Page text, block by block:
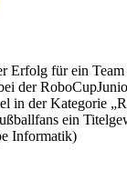
Erfolg für ein
der
in der Kategorie
ein
Informatik)